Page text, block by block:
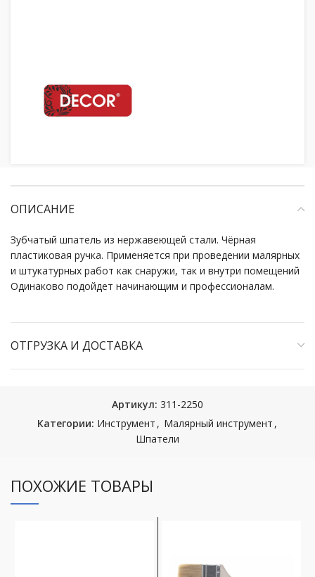
ОПИСАНИЕ
Зубчатый шпатель из нержавеющей стали. Чёрная
пластиковая ручка. Применяется при проведении малярных
и штукатурных работ как снаружи, так и внутри помещений
Одинаково подойдет начинающим и профессионалам.
ОТГРУЗКА И ДОСТАВКА
Артикул: 311-2250
Категории: Инструмент , Малярный инструмент ,
Шпатели
ПОХОЖИЕ ТОВАРЫ